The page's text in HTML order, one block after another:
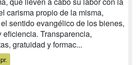
carisma propio de la misma,
sentido evangélico de los bienes,
Transparencia,
gratuidad y formac...